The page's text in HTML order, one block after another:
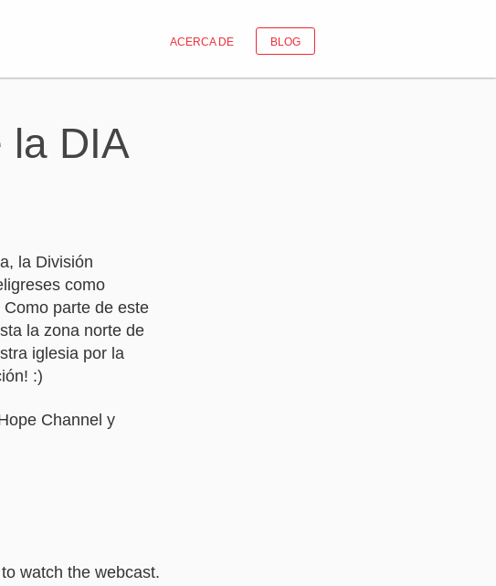
ACERCA DE BLOG
la DIA
la División
como
parte de este
la zona norte de
iglesia por la
:)
Channel y
watch the webcast.